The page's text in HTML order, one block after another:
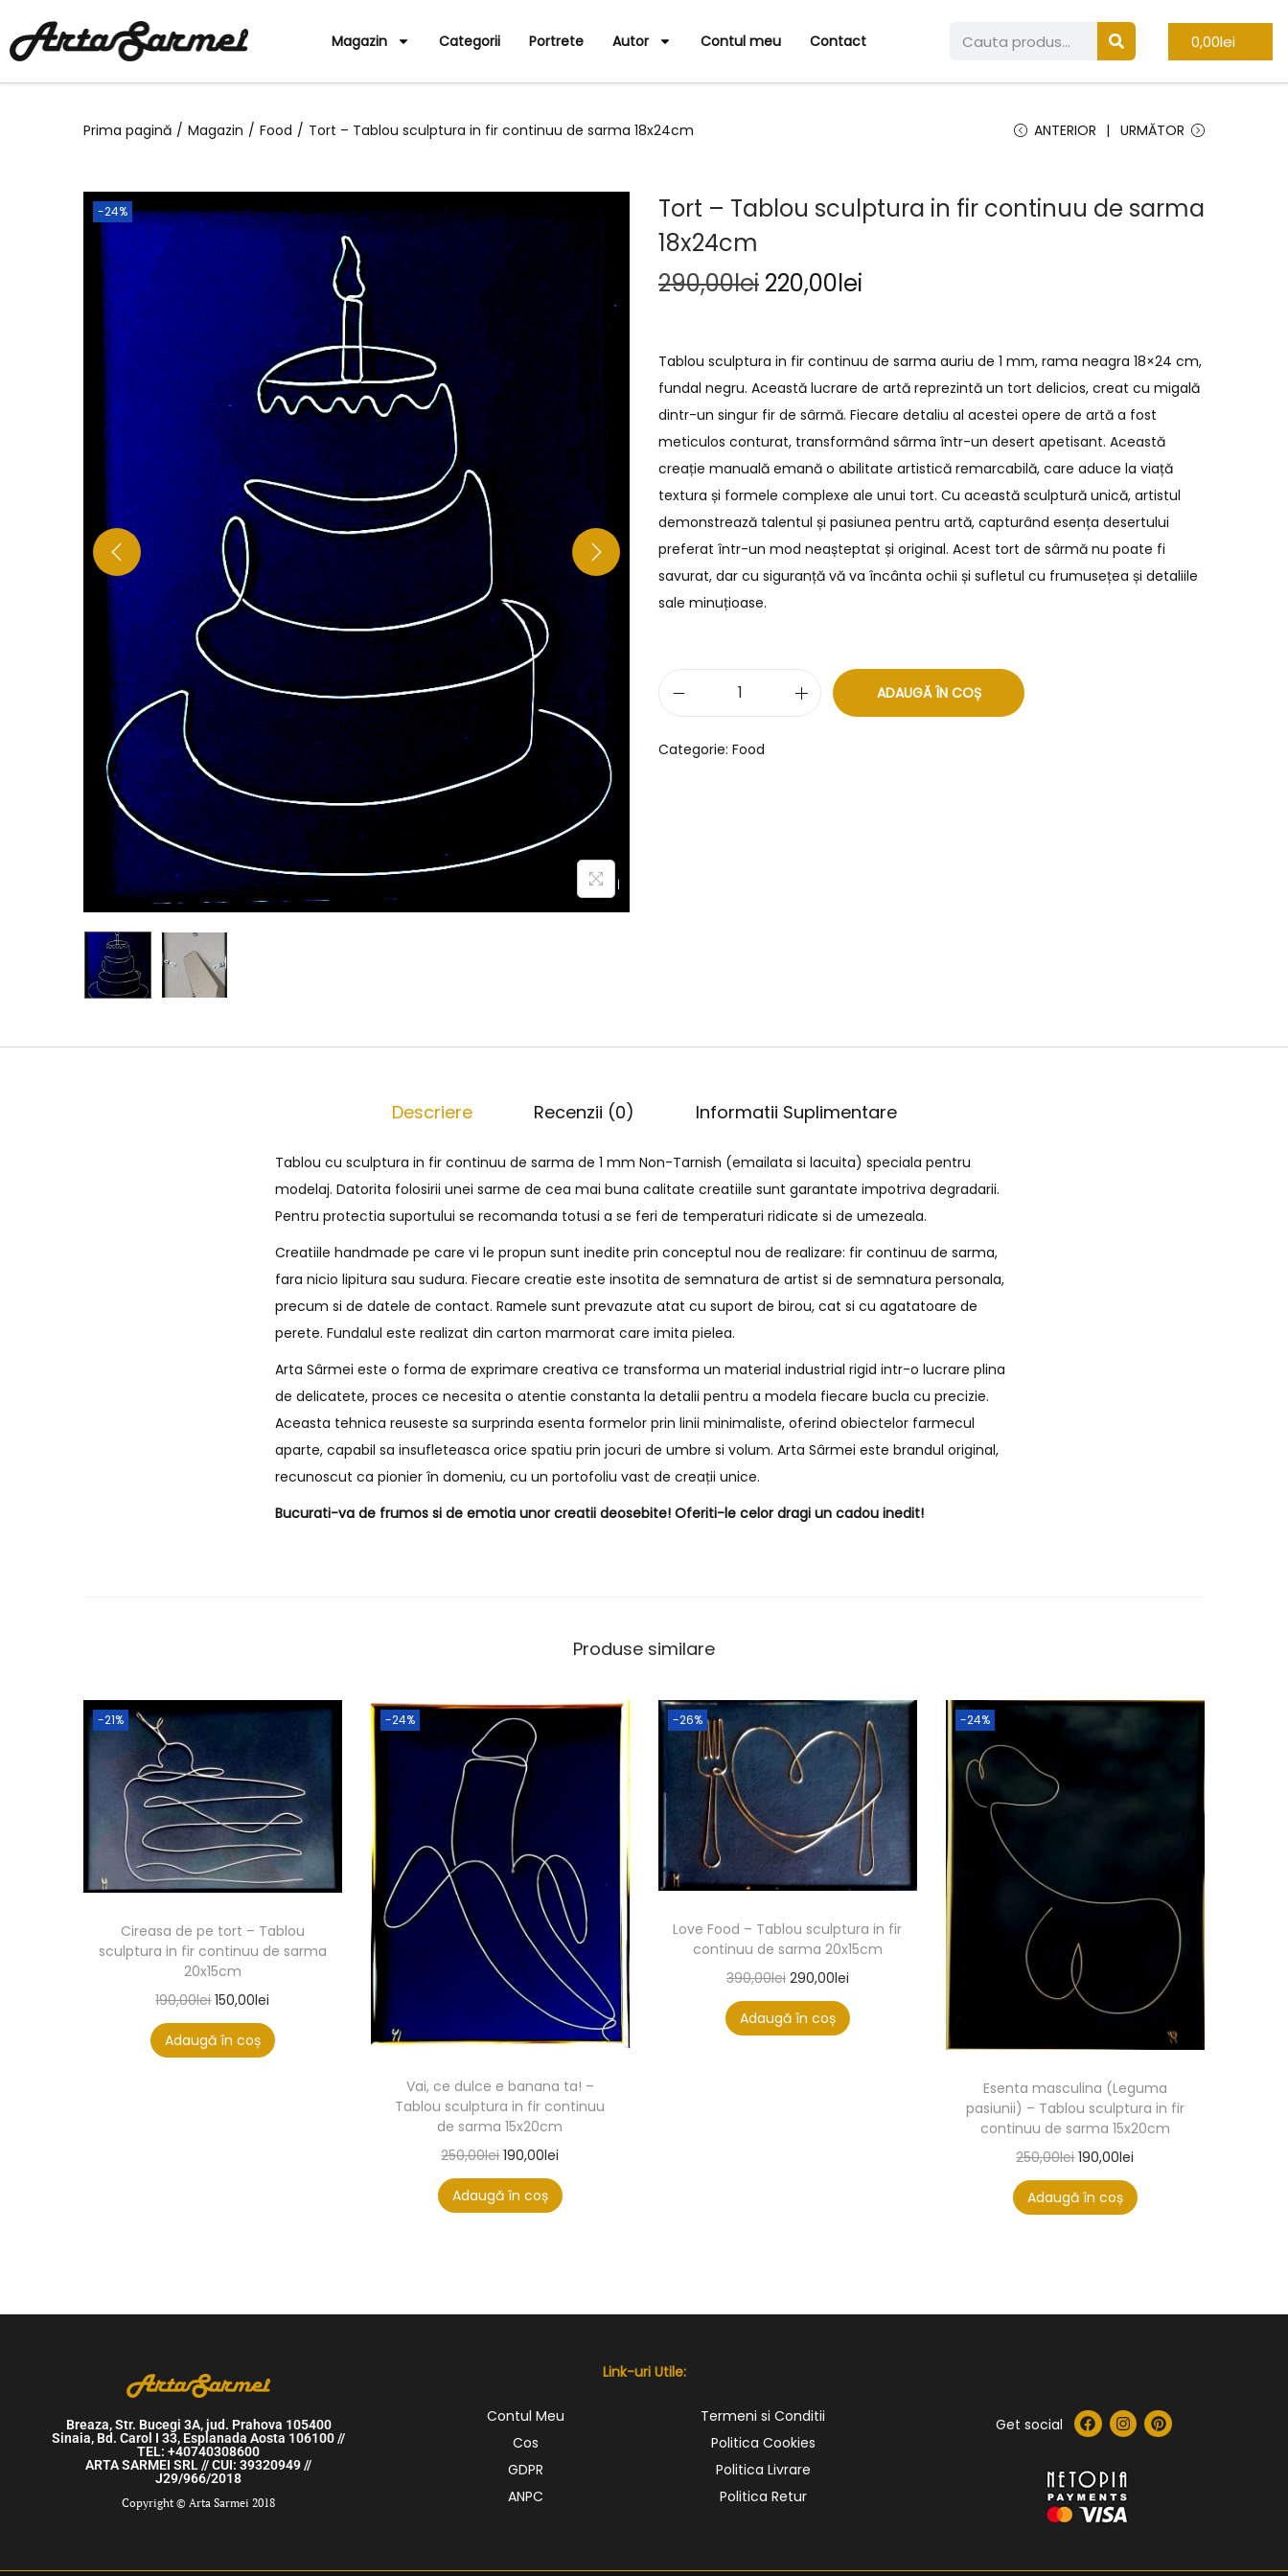
Magazin Categorii Portrete Autor Contul meu Contact 0,00lei
Prima pagină / Magazin / Food / Tort – Tablou sculptura in fir continuu de sarma 18x24cm ANTERIOR URMĂTOR
-24%
Tort – Tablou sculptura in fir continuu de sarma
18x24cm
290,00lei 220,00lei
Tablou sculptura in fir continuu de sarma auriu de 1 mm, rama neagra 18×24 cm,
fundal negru. Această lucrare de artă reprezintă un tort delicios, creat cu migală
dintr-un singur fir de sârmă. Fiecare detaliu al acestei opere de artă a fost
meticulos conturat, transformând sârma într-un desert apetisant. Această
creație manuală emană o abilitate artistică remarcabilă, care aduce la viață
textura și formele complexe ale unui tort. Cu această sculptură unică, artistul
demonstrează talentul și pasiunea pentru artă, capturând esența desertului
preferat într-un mod neașteptat și original. Acest tort de sârmă nu poate fi
savurat, dar cu siguranță vă va încânta ochii și sufletul cu frumusețea și detaliile
sale minuțioase.
ADAUGĂ ÎN COȘ
Categorie: Food
Descriere Recenzii (0) Informatii Suplimentare
Tablou cu sculptura in fir continuu de sarma de 1 mm Non-Tarnish (emailata si lacuita) speciala pentru
modelaj. Datorita folosirii unei sarme de cea mai buna calitate creatiile sunt garantate impotriva degradarii.
Pentru protectia suportului se recomanda totusi a se feri de temperaturi ridicate si de umezeala.
Creatiile handmade pe care vi le propun sunt inedite prin conceptul nou de realizare: fir continuu de sarma,
fara nicio lipitura sau sudura. Fiecare creatie este insotita de semnatura de artist si de semnatura personala,
precum si de datele de contact. Ramele sunt prevazute atat cu suport de birou, cat si cu agatatoare de
perete. Fundalul este realizat din carton marmorat care imita pielea.
Arta Sârmei este o forma de exprimare creativa ce transforma un material industrial rigid intr-o lucrare plina
de delicatete, proces ce necesita o atentie constanta la detalii pentru a modela fiecare bucla cu precizie.
Aceasta tehnica reuseste sa surprinda esenta formelor prin linii minimaliste, oferind obiectelor farmecul
aparte, capabil sa insufleteasca orice spatiu prin jocuri de umbre si volum. Arta Sârmei este brandul original,
recunoscut ca pionier în domeniu, cu un portofoliu vast de creații unice.
Bucurati-va de frumos si de emotia unor creatii deosebite! Oferiti-le celor dragi un cadou inedit!
Produse similare
-21%
Cireasa de pe tort – Tablou
sculptura in fir continuu de sarma
20x15cm
190,00lei 150,00lei
Adaugă în coș
-24%
Vai, ce dulce e banana ta! –
Tablou sculptura in fir continuu
de sarma 15x20cm
250,00lei 190,00lei
Adaugă în coș
-26%
Love Food – Tablou sculptura in fir
continuu de sarma 20x15cm
390,00lei 290,00lei
Adaugă în coș
-24%
Esenta masculina (Leguma
pasiunii) – Tablou sculptura in fir
continuu de sarma 15x20cm
250,00lei 190,00lei
Adaugă în coș
Breaza, Str. Bucegi 3A, jud. Prahova 105400
Sinaia, Bd. Carol I 33, Esplanada Aosta 106100 //
TEL: +40740308600
ARTA SARMEI SRL // CUI: 39320949 //
J29/966/2018
Copyright © Arta Sarmei 2018
Link-uri Utile:
Contul Meu
Cos
GDPR
ANPC
Termeni si Conditii
Politica Cookies
Politica Livrare
Politica Retur
Get social